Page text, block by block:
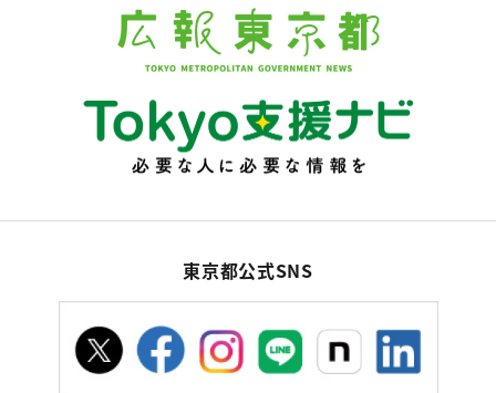
東京都公式SNS